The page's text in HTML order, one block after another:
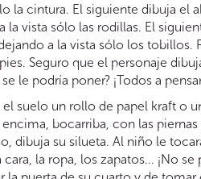
la cintura. El siguiente dibuja el
vista sólo las rodillas. El
a la vista sólo los tobillos.
Seguro que el personaje
le podría poner? ¡Todos a
suelo un rollo de papel kraft o
bocarriba, con las
dibuja su silueta. Al niño le
la ropa, los zapatos... ¡No se